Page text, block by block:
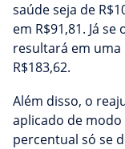
saúde seja de
em R$91,81. Já
resultará em uma
R$183,62.
Além disso, o
aplicado de
percentual só se